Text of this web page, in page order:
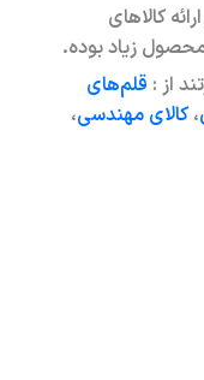
کالاهای
زیاد بوده.
از : قلم‌های
،کالای مهندسی،